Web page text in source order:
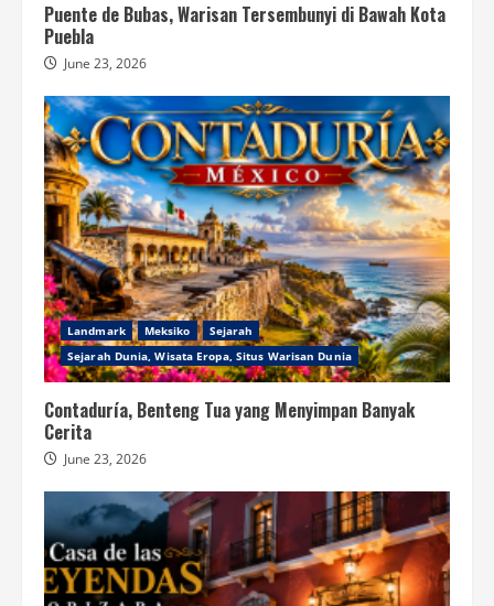
Puente de Bubas, Warisan Tersembunyi di Bawah Kota
Puebla
June 23, 2026
Landmark Meksiko
Sejarah
Sejarah Dunia, Wisata Eropa, Situs Warisan Dunia
Contaduría, Benteng Tua yang Menyimpan Banyak
Cerita
June 23, 2026